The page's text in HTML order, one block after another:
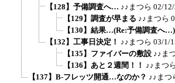
【128】予備調査へ… ♪♪まつら 02/
【129】調査が早まる ♪♪まつら
【130】結果…(Re:予備調査へ…)
【132】工事日決定！ ♪♪まつら 03/1/
【135】ファイバーの敷設 ♪♪ま
【136】あと２週間！！ ♪♪まつら
【137】B-フレッツ開通…なのか？ ♪♪まつ